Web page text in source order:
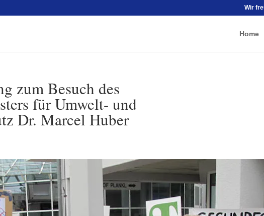
Wir
Home
zum Besuch des
für Umwelt- und
Dr. Marcel Huber